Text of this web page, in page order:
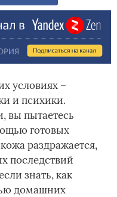
условиях –
и психики.
вы пытаетесь
готовых
раздражается,
последствий
знать, как
домашних